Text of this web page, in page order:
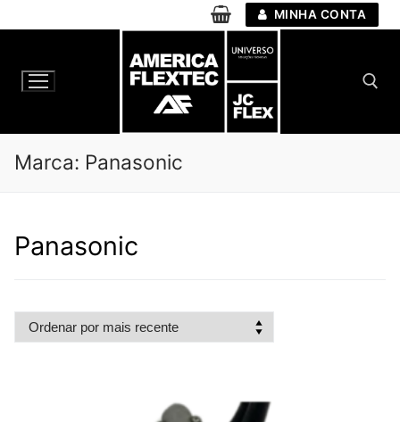
para
conteúdo
MINHA CONTA
Marca: Panasonic
Panasonic